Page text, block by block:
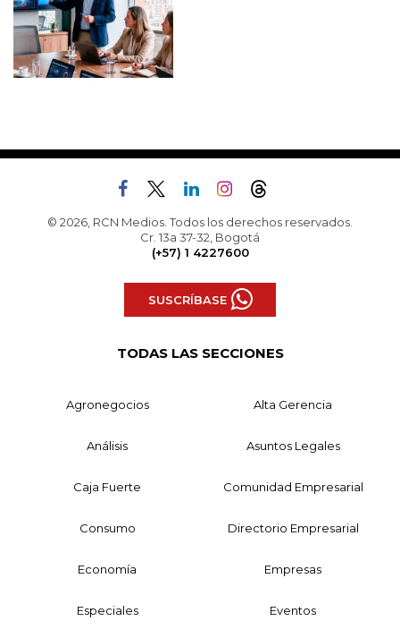
© 2026, RCN Medios. Todos los derechos reservados.
Cr. 13a 37-32, Bogotá
(+57) 1 4227600
SUSCRÍBASE
TODAS LAS SECCIONES
Agronegocios Alta Gerencia
Análisis Asuntos Legales
Caja Fuerte Comunidad Empresarial
Consumo Directorio Empresarial
Economía Empresas
Especiales Eventos